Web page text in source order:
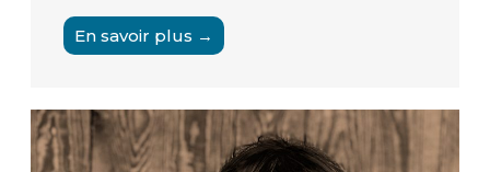
En savoir plus →